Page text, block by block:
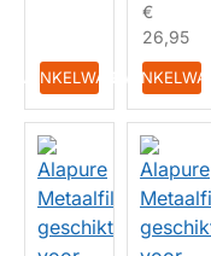
IN WINKELWAGEN
€
26,95
IN